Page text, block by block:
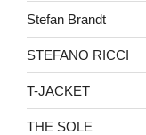
Stefan Brandt
STEFANO RICCI
T-JACKET
THE SOLE